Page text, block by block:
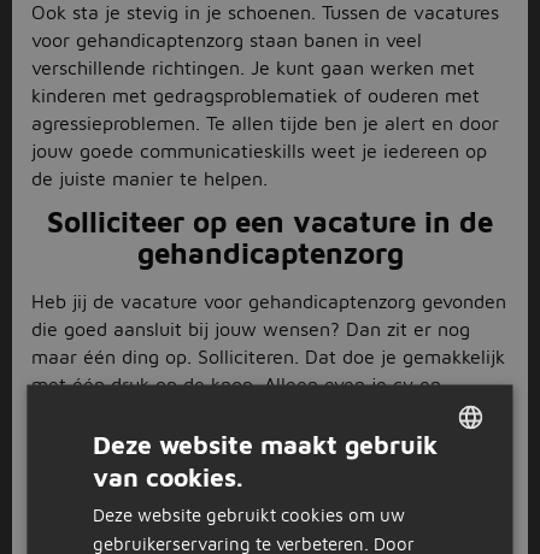
Ook sta je stevig in je schoenen. Tussen de vacatures
voor gehandicaptenzorg staan banen in veel
verschillende richtingen. Je kunt gaan werken met
kinderen met gedragsproblematiek of ouderen met
agressieproblemen. Te allen tijde ben je alert en door
jouw goede communicatieskills weet je iedereen op
de juiste manier te helpen.
Solliciteer op een vacature in de
gehandicaptenzorg
Heb jij de vacature voor gehandicaptenzorg gevonden
die goed aansluit bij jouw wensen? Dan zit er nog
maar één ding op. Solliciteren. Dat doe je gemakkelijk
met één druk op de knop. Alleen even je cv en
motivatiebrief toevoegen en dan ben je good to go.
Wie weet levert de sollicitatie op jouw vacature voor
gehandicaptenzorg wel je nieuwe uitdaging op. Liever
en solliciteer.
Deze website maakt gebruik
van cookies.
Deze website gebruikt cookies om uw
gebruikerservaring te verbeteren. Door